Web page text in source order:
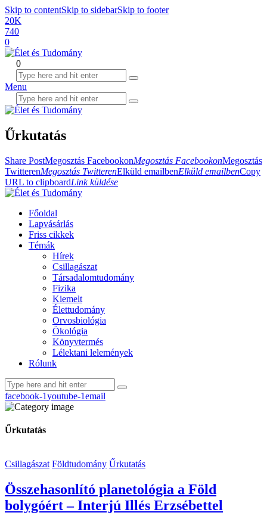
Skip to contentSkip to sidebarSkip to footer
20K
740
0
0
Menu
Űrkutatás
Share PostMegosztás FacebookonMegosztás FacebookonMegosztás
TwitterenMegosztás TwitterenElküld emailbenElküld emailbenCopy
URL to clipboardLink küldése
Főoldal
Lapvásárlás
Friss cikkek
Témák
Hírek
Csillagászat
Társadalomtudomány
Fizika
Kiemelt
Élettudomány
Orvosbiológia
Ökológia
Könyvtermés
Lélektani lelemények
Rólunk
facebook-1youtube-1email
Űrkutatás
Csillagászat Földtudomány Űrkutatás
Összehasonlító planetológia a Föld
bolygóért – Interjú Illés Erzsébettel